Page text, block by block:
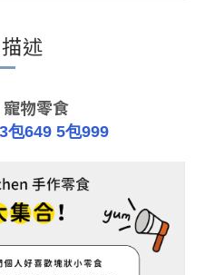
述
物零食
包649 5包999